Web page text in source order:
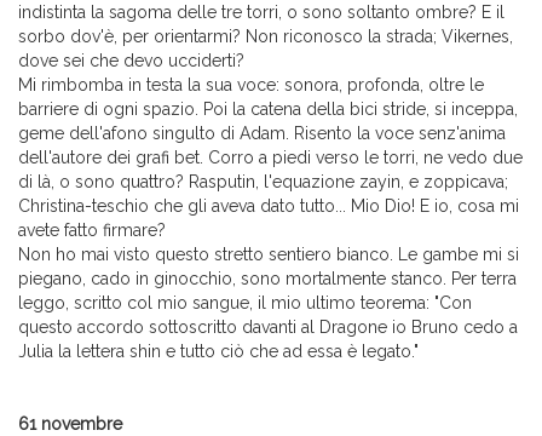
indistinta la sagoma delle tre torri, o sono soltanto ombre? E il
sorbo dov'è, per orientarmi? Non riconosco la strada; Vikernes,
dove sei che devo ucciderti?
Mi rimbomba in testa la sua voce: sonora, profonda, oltre le
barriere di ogni spazio. Poi la catena della bici stride, si inceppa,
geme dell'afono singulto di Adam. Risento la voce senz'anima
dell'autore dei grafi bet. Corro a piedi verso le torri, ne vedo due
di là, o sono quattro? Rasputin, l'equazione zayin, e zoppicava;
Christina-teschio che gli aveva dato tutto... Mio Dio! E io, cosa mi
avete fatto firmare?
Non ho mai visto questo stretto sentiero bianco. Le gambe mi si
piegano, cado in ginocchio, sono mortalmente stanco. Per terra
leggo, scritto col mio sangue, il mio ultimo teorema: "Con
questo accordo sottoscritto davanti al Dragone io Bruno cedo a
Julia la lettera shin e tutto ciò che ad essa è legato."
61 novembre